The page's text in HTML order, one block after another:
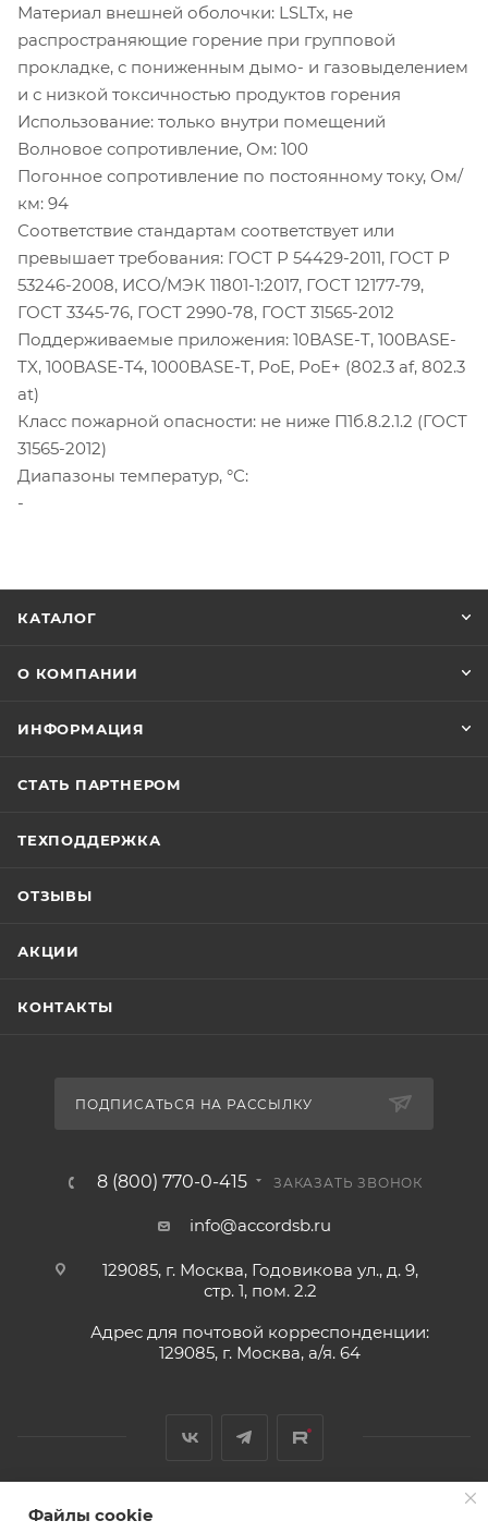
Материал внешней оболочки: LSLTx, не
распространяющие горение при групповой
прокладке, с пониженным дымо- и газовыделением
и с низкой токсичностью продуктов горения
Использование: только внутри помещений
Волновое сопротивление, Ом: 100
Погонное сопротивление по постоянному току, Ом/
км: 94
Соответствие стандартам соответствует или
превышает требования: ГОСТ Р 54429-2011, ГОСТ Р
53246-2008, ИСО/МЭК 11801-1:2017, ГОСТ 12177-79,
ГОСТ 3345-76, ГОСТ 2990-78, ГОСТ 31565-2012
Поддерживаемые приложения: 10BASE-T, 100BASE-
TX, 100BASE-T4, 1000BASE-T, PoE, PoE+ (802.3 af, 802.3
at)
Класс пожарной опасности: не ниже П1б.8.2.1.2 (ГОСТ
31565-2012)
Диапазоны температур, °С:
-
КАТАЛОГ
О КОМПАНИИ
ИНФОРМАЦИЯ
СТАТЬ ПАРТНЕРОМ
ТЕХПОДДЕРЖКА
ОТЗЫВЫ
АКЦИИ
КОНТАКТЫ
ПОДПИСАТЬСЯ НА РАССЫЛКУ
8 (800) 770-0-415 ЗАКАЗАТЬ ЗВОНОК
info@accordsb.ru
129085, г. Москва, Годовикова ул., д. 9,
стр. 1, пом. 2.2
Адрес для почтовой корреспонденции:
129085, г. Москва, а/я. 64
2026 © Обращаем Ваше внимание на то, что вся
Файлы cookie